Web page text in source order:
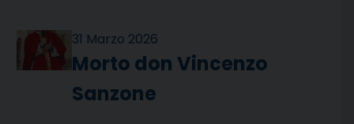
31 Marzo 2026
Morto don Vincenzo
Sanzone